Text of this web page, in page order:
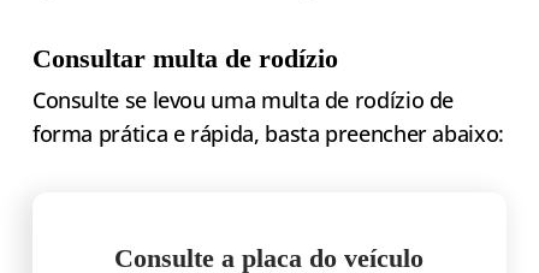
Consultar multa de rodízio
Consulte se levou uma multa de rodízio de
forma prática e rápida, basta preencher abaixo:
Consulte a placa do veículo